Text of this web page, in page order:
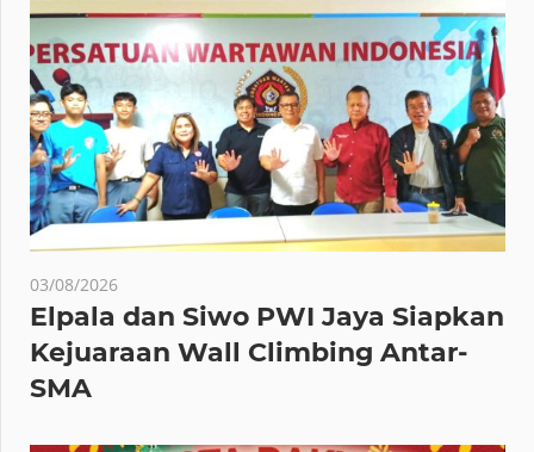
03/08/2026
Elpala dan Siwo PWI Jaya Siapkan
Kejuaraan Wall Climbing Antar-
SMA